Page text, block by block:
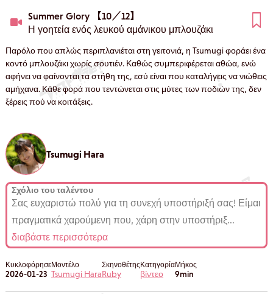
Summer Glory 【10／12】
Η γοητεία ενός λευκού αμάνικου μπλουζάκι
Παρόλο που απλώς περιπλανιέται στη γειτονιά, η Tsumugi φοράει ένα
κοντό μπλουζάκι χωρίς σουτιέν. Καθώς συμπεριφέρεται αθώα, ενώ
αφήνει να φαίνονται τα στήθη της, εσύ είναι που καταλήγεις να νιώθεις
αμήχανα. Κάθε φορά που τεντώνεται στις μύτες των ποδιών της, δεν
ξέρεις πού να κοιτάξεις.
Tsumugi Hara
Σχόλιο του ταλέντου
Σας ευχαριστώ πολύ για τη συνεχή υποστήριξή σας! Είμαι
πραγματικά χαρούμενη που, χάρη στην υποστήριξ...
διαβάστε περισσότερα
Κυκλοφόρησε
2026-01-23
Μοντέλο
Tsumugi Hara
Σκηνοθέτης
Ruby
Κατηγορία
βίντεο
Μήκος
9min